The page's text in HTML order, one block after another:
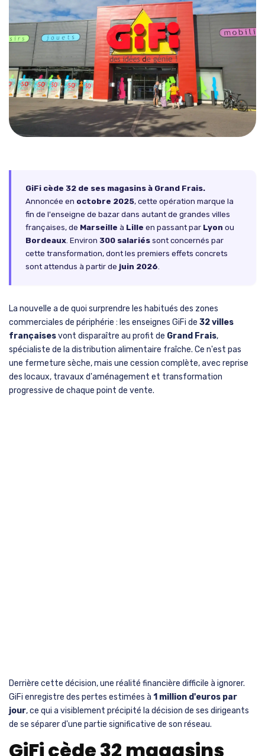
GiFi cède 32 de ses magasins à Grand Frais.
Annoncée en octobre 2025, cette opération marque la
fin de l'enseigne de bazar dans autant de grandes villes
françaises, de Marseille à Lille en passant par Lyon ou
Bordeaux. Environ 300 salariés sont concernés par
cette transformation, dont les premiers effets concrets
sont attendus à partir de juin 2026.
La nouvelle a de quoi surprendre les habitués des zones
commerciales de périphérie : les enseignes GiFi de 32 villes
françaisesvont disparaître au profit de Grand Frais,
spécialiste de la distribution alimentaire fraîche. Ce n'est pas
une fermeture sèche, mais une cession complète, avec reprise
des locaux, travaux d'aménagement et transformation
progressive de chaque point de vente.
Derrière cette décision, une réalité financière difficile à ignorer.
GiFi enregistre des pertes estimées à 1 million d'euros par
jour, ce qui a visiblement précipité la décision de ses dirigeants
de se séparer d'une partie significative de son réseau.
GiFi cède 32 magasins